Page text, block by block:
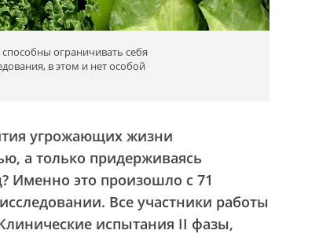
ограничивать себя
в этом и нет особой
угрожающих жизни
а только придерживаясь
Именно это произошло с 71
Все участники работы
испытания II фазы,